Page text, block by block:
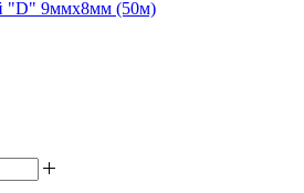
"D" 9ммх8мм (50м)